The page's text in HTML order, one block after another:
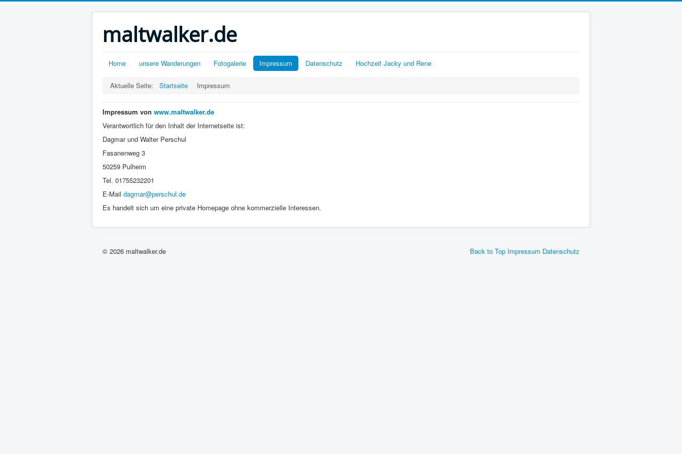
maltwalker.de
Home unsere Wanderungen Fotogalerie Impressum Datenschutz Hochzeit Jacky und Rene
Aktuelle Seite: Startseite Impressum
Impressum von www.maltwalker.de
Verantwortlich für den Inhalt der Internetseite ist:
Dagmar und Walter Perschul
Fasanenweg 3
50259 Pulheim
Tel. 01755232201
E-Mail dagmar@perschul.de
Es handelt sich um eine private Homepage ohne kommerzielle Interessen.
Back to Top Impressum Datenschutz
© 2026 maltwalker.de